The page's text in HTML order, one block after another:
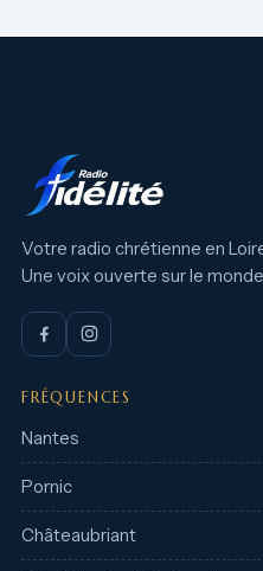
Votre radio chrétienne en
Une voix ouverte sur le monde
FRÉQUENCES
Nantes
Pornic
Châteaubriant